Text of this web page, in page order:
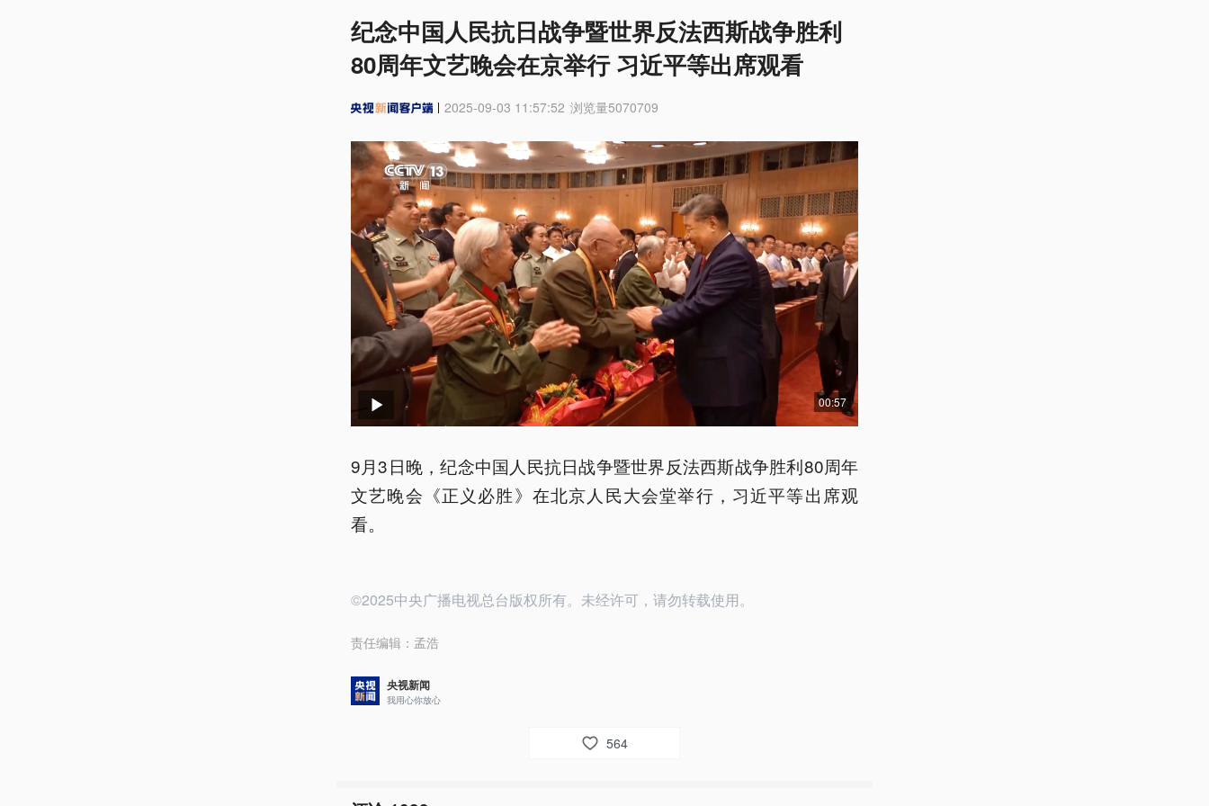
纪念中国人民抗日战争暨世界反法西斯战争胜利
80周年文艺晚会在京举行 习近平等出席观看
2025-09-03 11:57:52 浏览量5070709
00:57
9月3日晚，纪念中国人民抗日战争暨世界反法西斯战争胜利80周年
文艺晚会《正义必胜》在北京人民大会堂举行，习近平等出席观
看。
©2025中央广播电视总台版权所有。未经许可，请勿转载使用。
责任编辑： 孟浩
央视新闻
我用心你放心
564